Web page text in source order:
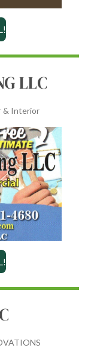
LLC
& Interior